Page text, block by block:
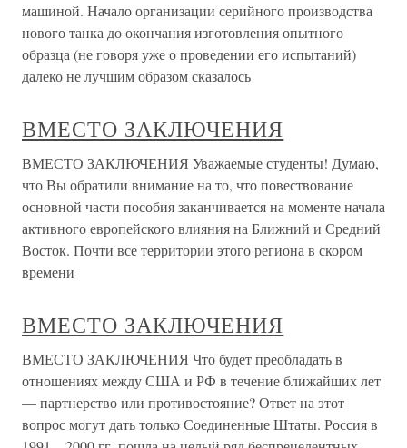
машиной. Начало организации серийного производства
нового танка до окончания изготовления опытного
образца (не говоря уже о проведении его испытаний)
далеко не лучшим образом сказалось
ВМЕСТО ЗАКЛЮЧЕНИЯ
ВМЕСТО ЗАКЛЮЧЕНИЯ Уважаемые студенты! Думаю,
что Вы обратили внимание на то, что повествование
основной части пособия заканчивается на моменте начала
активного европейского влияния на Ближний и Средний
Восток. Почти все территории этого региона в скором
времени
ВМЕСТО ЗАКЛЮЧЕНИЯ
ВМЕСТО ЗАКЛЮЧЕНИЯ Что будет преобладать в
отношениях между США и РФ в течение ближайших лет
— партнерство или противостояние? Ответ на этот
вопрос могут дать только Соединенные Штаты. Россия в